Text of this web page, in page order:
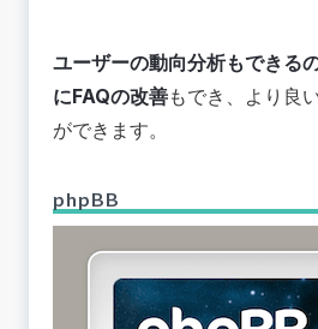
ユーザーの動向分析もできる
にFAQの改善もでき、より良
ができます。
phpBB